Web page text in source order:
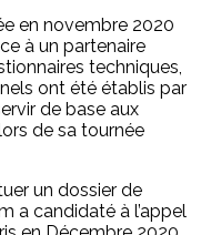
en novembre 2020
à un partenaire
techniques,
ont été établis par
de base aux
de sa tournée
un dossier de
a candidaté à l’appel